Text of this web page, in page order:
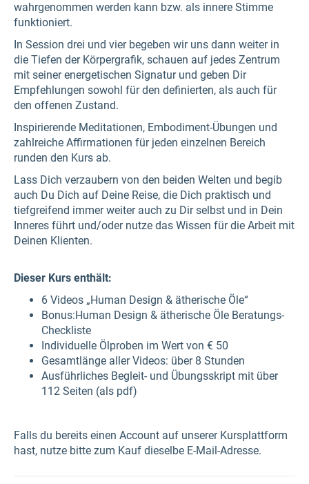
wahrgenommen werden kann bzw. als innere Stimme
funktioniert.
In Session drei und vier begeben wir uns dann weiter in
die Tiefen der Körpergrafik, schauen auf jedes Zentrum
mit seiner energetischen Signatur und geben Dir
Empfehlungen sowohl für den definierten, als auch für
den offenen Zustand.
Inspirierende Meditationen, Embodiment-Übungen und
zahlreiche Affirmationen für jeden einzelnen Bereich
runden den Kurs ab.
Lass Dich verzaubern von den beiden Welten und begib
auch Du Dich auf Deine Reise, die Dich praktisch und
tiefgreifend immer weiter auch zu Dir selbst und in Dein
Inneres führt und/oder nutze das Wissen für die Arbeit mit
Deinen Klienten.
Dieser Kurs enthält:
6 Videos „Human Design & ätherische Öle“
Bonus:Human Design & ätherische Öle Beratungs-
Checkliste
Individuelle Ölproben im Wert von € 50
Gesamtlänge aller Videos: über 8 Stunden
Ausführliches Begleit- und Übungsskript mit über
112 Seiten (als pdf)
Falls du bereits einen Account auf unserer Kursplattform
hast, nutze bitte zum Kauf dieselbe E-Mail-Adresse.